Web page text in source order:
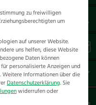
*produkt
zu freiwilligen
um
auf unserer Website.
uns helfen, diese Website
Daten können
personalisierte Anzeigen und
Weitere Informationen über die
Datenschutzerklärung. Sie
widerrufen oder